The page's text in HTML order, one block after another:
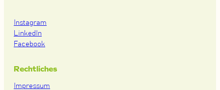
Instagram
LinkedIn
Facebook
Rechtliches
Impressum